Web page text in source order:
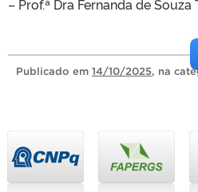
– Prof.ª Dra Fernanda de
Publicado em 14/10/2025, na